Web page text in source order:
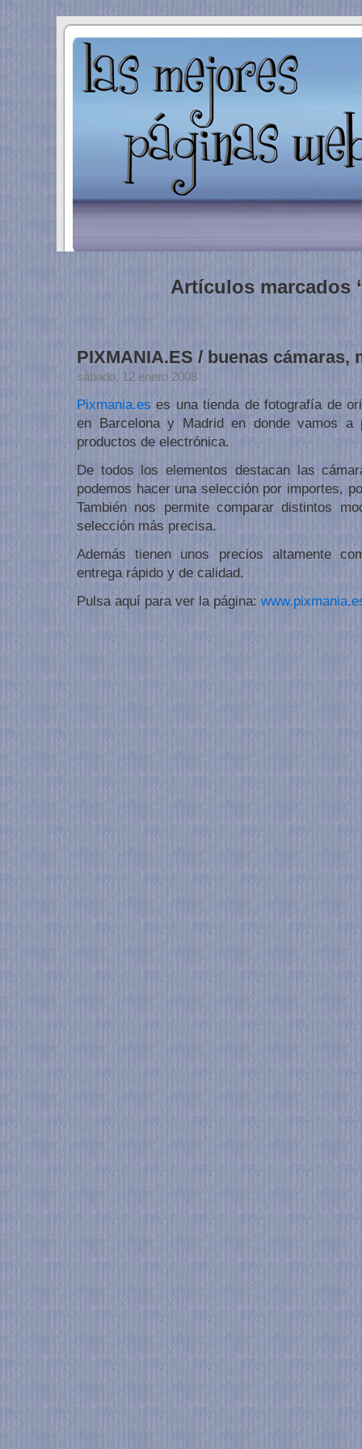
Artículos marcados
PIXMANIA.ES / buenas cámaras,
sábado, 12 enero 2008
Pixmania.es es una tienda de fotografía de
en Barcelona y Madrid en donde vamos a
productos de electrónica.
De todos los elementos destacan las
podemos hacer una selección por importes,
También nos permite comparar distintos
selección más precisa.
Además tienen unos precios altamente
entrega rápido y de calidad.
Pulsa aquí para ver la página: